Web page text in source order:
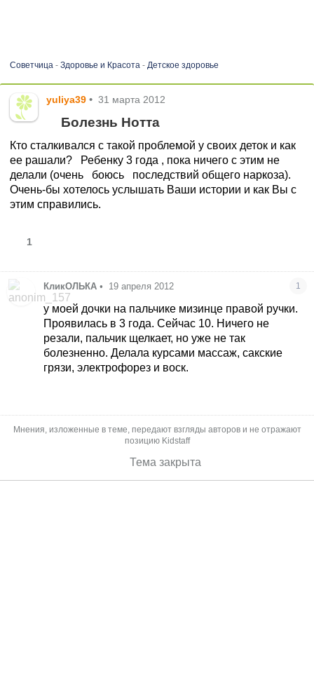
Советчица- Здоровье и Красота - Детское здоровье
yuliya39 • 31 марта 2012
Болезнь Нотта
Кто сталкивался с такой проблемой у своих деток и как
ее рашали? Ребенку 3 года , пока ничего с этим не
делали (очень боюсь последствий общего наркоза).
Очень-бы хотелось услышать Ваши истории и как Вы с
этим справились.
1
КликОЛЬКА • 19 апреля 2012 1
у моей дочки на пальчике мизинце правой ручки.
Проявилась в 3 года. Сейчас 10. Ничего не
резали, пальчик щелкает, но уже не так
болезненно. Делала курсами массаж, сакские
грязи, электрофорез и воск.
Мнения, изложенные в теме, передают взгляды авторов и не отражают
позицию Kidstaff
Тема закрыта